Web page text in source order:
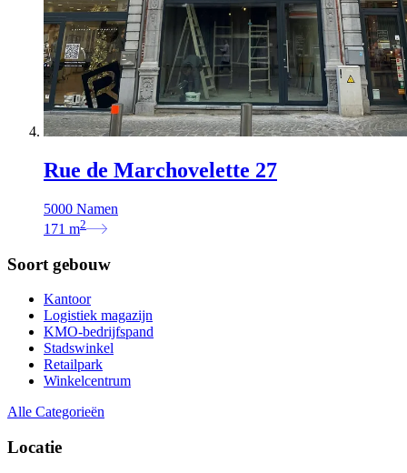
Rue de Marchovelette 27
5000 Namen
171 m2
Soort gebouw
Kantoor
Logistiek magazijn
KMO-bedrijfspand
Stadswinkel
Retailpark
Winkelcentrum
Alle Categorieën
Locatie